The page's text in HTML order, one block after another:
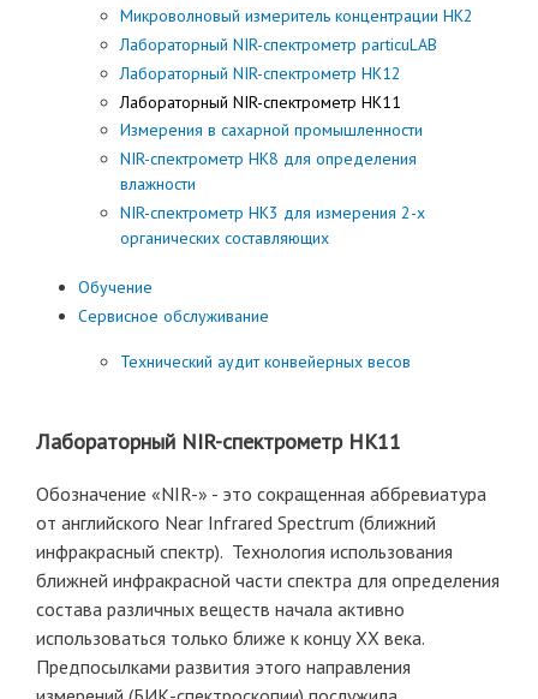
Микроволновый измеритель концентрации НК2
Лабораторный NIR-спектрометр particuLAB
Лабораторный NIR-спектрометр HK12
Лабораторный NIR-спектрометр HK11
Измерения в сахарной промышленности
NIR-спектрометр HK8 для определения
влажности
NIR-спектрометр HK3 для измерения 2-х
органических составляющих
Обучение
Сервисное обслуживание
Технический аудит конвейерных весов
Лабораторный NIR-спектрометр HK11
Обозначение «NIR-» - это сокращенная аббревиатура
от английского Near Infrared Spectrum (ближний
инфракрасный спектр). Технология использования
ближней инфракрасной части спектра для определения
состава различных веществ начала активно
использоваться только ближе к концу XX века.
Предпосылками развития этого направления